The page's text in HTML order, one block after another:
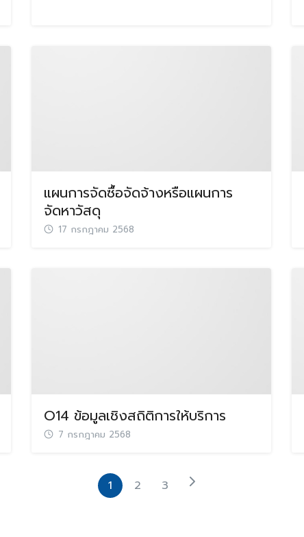
แผนการจัดซื้อจัดจ้างหรือแผนการ
จัดหาวัสดุ
17 กรกฎาคม 2568
O14 ข้อมูลเชิงสถิติการให้บริการ
7 กรกฎาคม 2568
1 2 3